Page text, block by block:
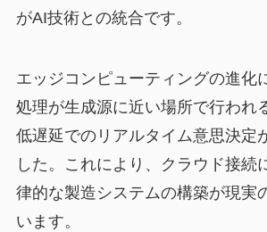
がAI技術との統合です。
エッジコンピューティングの進化
処理が生成源に近い場所で行われ
低遅延でのリアルタイム意思決定
した。これにより、クラウド接続
律的な製造システムの構築が現実
います。